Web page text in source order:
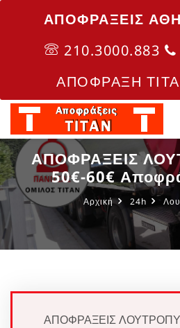
ΑΠΟΦΡΑΞΕΙΣ
210.3000.883
ΑΠΟΦΡΑΞΗ
ΑΠΟΦΡΑΞΕΙΣ
50€-60€
Αρχική 24h
ΑΠΟΦΡΑΞΕΙΣ